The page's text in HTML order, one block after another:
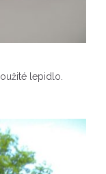
lepidlo.